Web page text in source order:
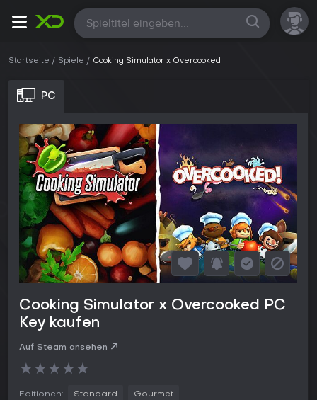
Alle
Startseite Spiele Cooking Simulator x Overcooked
PC
Cooking Simulator x Overcooked PC
Key kaufen
Auf Steam ansehen
★★★★★
Editionen: Standard Gourmet